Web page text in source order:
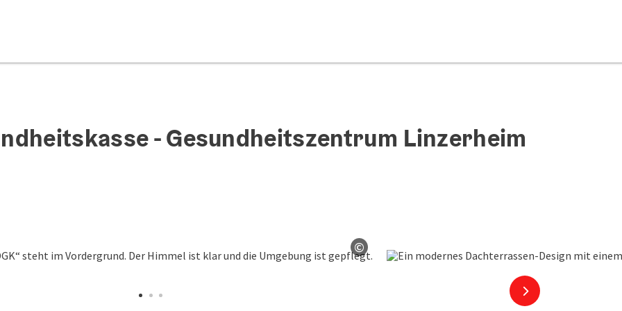
- Gesundheitszentrum Linzerheim
©
Copyright öffnen
nächstes Element